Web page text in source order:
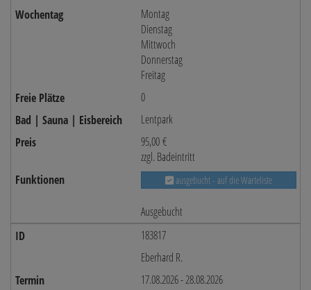
Montag
Dienstag
Mittwoch
Donnerstag
Freitag
0
Lentpark
95,00 €
zzgl. Badeintritt
ausgebucht - auf die Warteliste
Ausgebucht
183817
Eberhard R.
17.08.2026 - 28.08.2026